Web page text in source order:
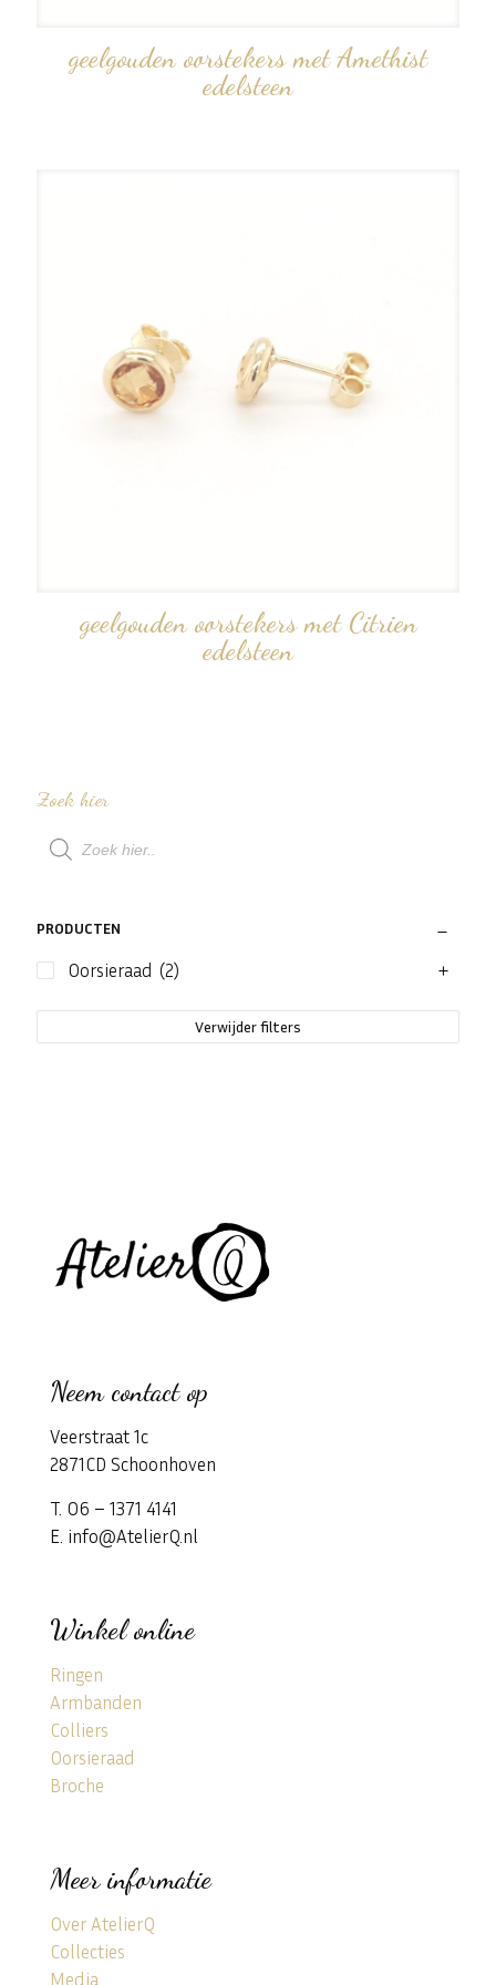
geelgouden oorstekers met Amethist
edelsteen
geelgouden oorstekers met Citrien
edelsteen
Zoek hier
Producten
zoeken
PRODUCTEN
Oorsieraad (2)
Verwijder filters
Neem contact op
Veerstraat 1c
2871CD Schoonhoven
T. 06 – 1371 4141
E. info@AtelierQ.nl
Winkel online
Ringen
Armbanden
Colliers
Oorsieraad
Broche
Meer informatie
Over AtelierQ
Collecties
Media